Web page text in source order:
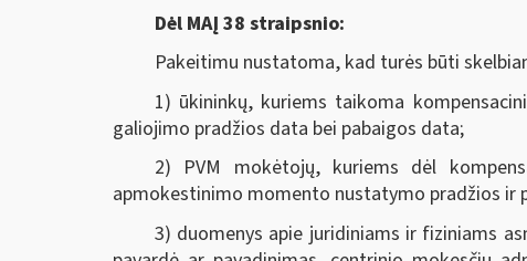
Dėl MAĮ 38 straipsnio:
Pakeitimu nustatoma, kad turės būti
1) ūkininkų, kuriems taikoma
galiojimo pradžios data bei pabaigos data;
2) PVM mokėtojų, kuriems dėl
apmokestinimo momento nustatymo pradžios ir
3) duomenys apie juridiniams ir fiziniams